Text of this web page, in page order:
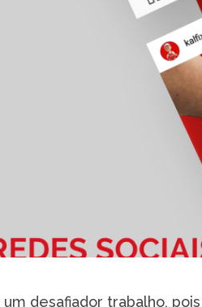
um desafiador trabalho,